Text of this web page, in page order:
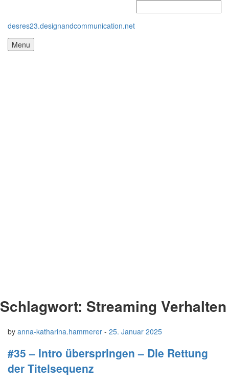
desres23.designandcommunication.net
Menu
Schlagwort: Streaming Verhalten
by anna-katharina.hammerer - 25. Januar 2025
#35 – Intro überspringen – Die Rettung
der Titelsequenz